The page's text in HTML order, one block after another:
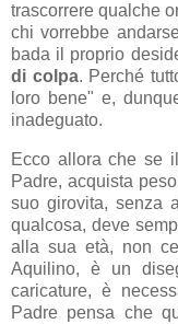
trascorrere qualche
chi vorrebbe
bada il proprio
di colpa. Perché
loro bene" e,
inadeguato.
Ecco allora che se
Padre, acquista
suo girovita, senza
qualcosa, deve
alla sua età, non
Aquilino, è un
caricature, è
Padre pensa che